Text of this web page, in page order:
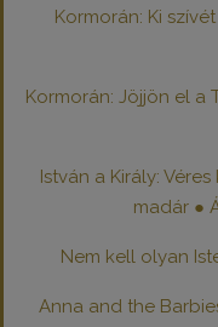
Kormorán: Ki
Kormorán: Jöjjön el a
István a Király:
madár ●
Nem kell olyan
Anna and the